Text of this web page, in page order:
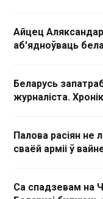
Айцец
аб'ядноўваць
Беларусь
журналіста.
Палова расіян не
сваёй арміі ў
Са спадзевам на